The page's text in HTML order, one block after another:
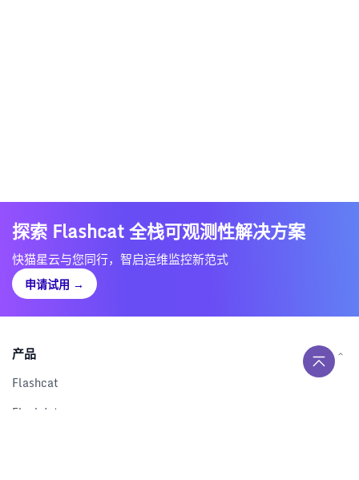
探索 Flashcat 全栈可观测性解决方案
快猫星云与您同行，智启运维监控新范式
申请试用 →
产品
Flashcat
Flashduty